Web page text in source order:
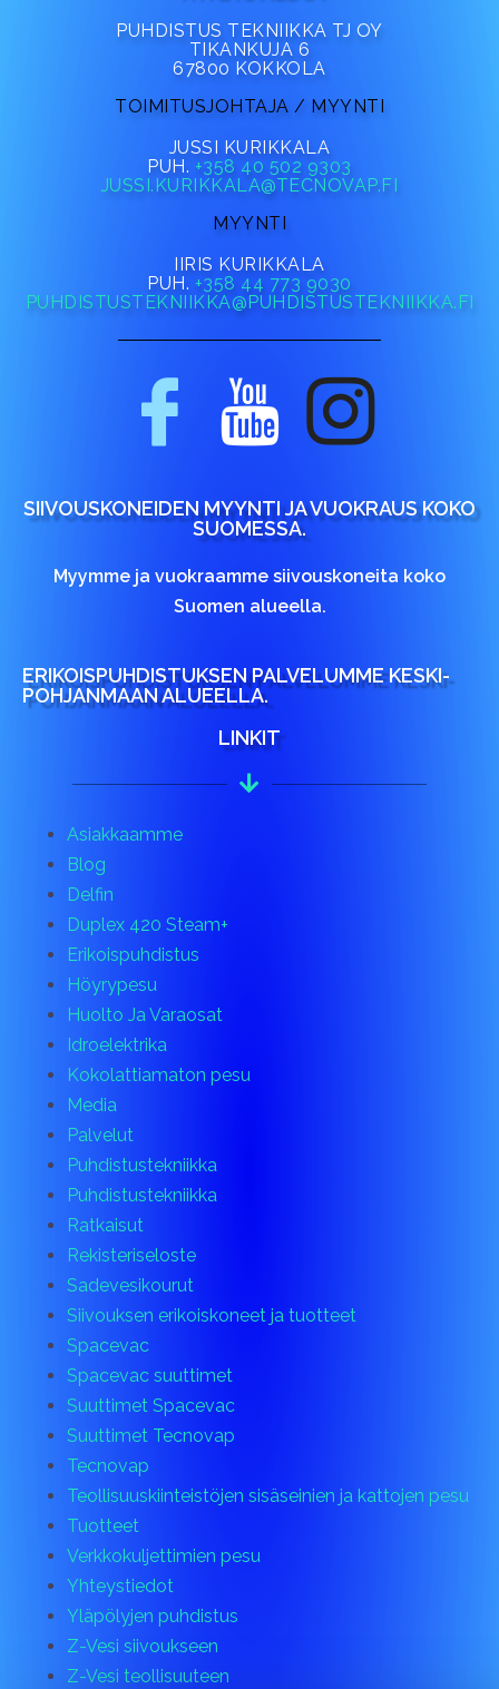
PUHDISTUS TEKNIIKKA TJ OY
TIKANKUJA 6
67800 KOKKOLA
TOIMITUSJOHTAJA / MYYNTI
JUSSI KURIKKALA
PUH. +358 40 502 9303
JUSSI.KURIKKALA@TECNOVAP.FI
MYYNTI
IIRIS KURIKKALA
PUH. +358 44 773 9030
PUHDISTUSTEKNIIKKA@PUHDISTUSTEKNIIKKA.FI
SIIVOUSKONEIDEN MYYNTI JA VUOKRAUS KOKO
SUOMESSA.
Myymme ja vuokraamme siivouskoneita koko
Suomen alueella.
ERIKOISPUHDISTUKSEN PALVELUMME KESKI-
POHJANMAAN ALUEELLA.
LINKIT
Asiakkaamme
Blog
Delfin
Duplex 420 Steam+
Erikoispuhdistus
Höyrypesu
Huolto Ja Varaosat
Idroelektrika
Kokolattiamaton pesu
Media
Palvelut
Puhdistustekniikka
Puhdistustekniikka
Ratkaisut
Rekisteriseloste
Sadevesikourut
Siivouksen erikoiskoneet ja tuotteet
Spacevac
Spacevac suuttimet
Suuttimet Spacevac
Suuttimet Tecnovap
Tecnovap
Teollisuuskiinteistöjen sisäseinien ja kattojen pesu
Tuotteet
Verkkokuljettimien pesu
Yhteystiedot
Yläpölyjen puhdistus
Z-Vesi siivoukseen
Z-Vesi teollisuuteen